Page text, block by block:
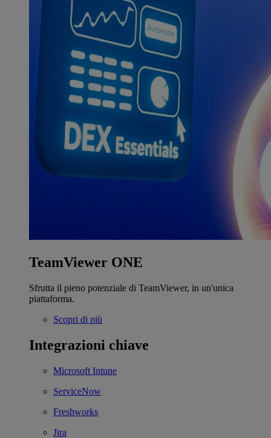
TeamViewer ONE
Sfrutta il pieno potenziale di TeamViewer, in un'unica
piattaforma.
Scopri di più
Integrazioni chiave
Microsoft Intune
ServiceNow
Freshworks
Jira